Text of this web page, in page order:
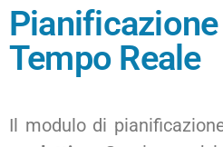
Tempo Reale
Il modulo di